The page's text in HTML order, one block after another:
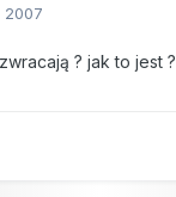
2007
? jak to jest ?